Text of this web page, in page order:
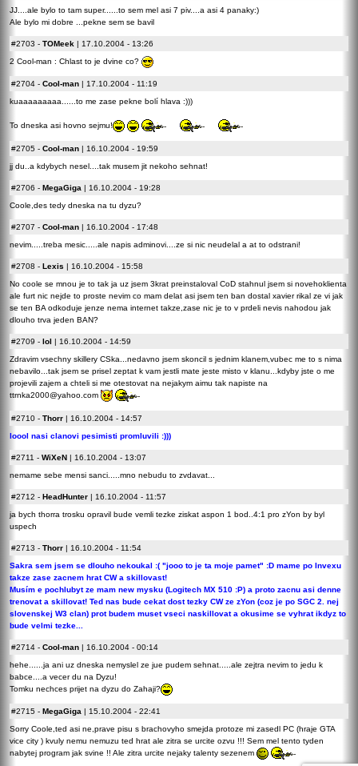
JJ....ale bylo to tam super......to sem mel asi 7 piv....a asi 4 panaky:)
Ale bylo mi dobre ...pekne sem se bavil
#2703 - TOMeek | 17.10.2004 - 13:26
2 Cool-man : Chlast to je dvine co?
#2704 - Cool-man | 17.10.2004 - 11:19
kuaaaaaaaaa......to me zase pekne bolí hlava :)))
To dneska asi hovno sejmu!
#2705 - Cool-man | 16.10.2004 - 19:59
jj du..a kdybych nesel....tak musem jit nekoho sehnat!
#2706 - MegaGiga | 16.10.2004 - 19:28
Coole,des tedy dneska na tu dyzu?
#2707 - Cool-man | 16.10.2004 - 17:48
nevim.....treba mesic.....ale napis adminovi....ze si nic neudelal a at to odstrani!
#2708 - Lexis | 16.10.2004 - 15:58
No coole se mnou je to tak ja uz jsem 3krat preinstaloval CoD stahnul jsem si novehoklienta
ale furt nic nejde to proste nevim co mam delat asi jsem ten ban dostal xavier rikal ze vi jak
se ten BA odkoduje jenze nema internet takze,zase nic je to v prdeli nevis nahodou jak
dlouho trva jeden BAN?
#2709 - lol | 16.10.2004 - 14:59
Zdravim vsechny skillery CSka...nedavno jsem skoncil s jednim klanem,vubec me to s nima
nebavilo...tak jsem se prisel zeptat k vam jestli mate jeste misto v klanu...kdyby jste o me
projevili zajem a chteli si me otestovat na nejakym aimu tak napiste na
ttrnka2000@yahoo.com
#2710 - Thorr | 16.10.2004 - 14:57
loool nasi clanovi pesimisti promluvili :)))
#2711 - WiXeN | 16.10.2004 - 13:07
nemame sebe mensi sanci.....mno nebudu to zvdavat...
#2712 - HeadHunter | 16.10.2004 - 11:57
ja bych thorra trosku opravil bude vemli tezke ziskat aspon 1 bod..4:1 pro zYon by byl
uspech
#2713 - Thorr | 16.10.2004 - 11:54
Sakra sem jsem se dlouho nekoukal :( "jooo to je ta moje pamet" :D mame po Invexu
takze zase zacnem hrat CW a skillovast!
Musím e pochlubyt ze mam new mysku (Logitech MX 510 :P) a proto zacnu asi denne
trenovat a skillovat! Ted nas bude cekat dost tezky CW ze zYon (coz je po SGC 2. nej
slovenskej W3 clan) prot budem muset vseci naskillovat a okusime se vyhrat ikdyz to
bude velmi tezke...
#2714 - Cool-man | 16.10.2004 - 00:14
hehe......ja ani uz dneska nemyslel ze jue pudem sehnat.....ale zejtra nevim to jedu k
babce....a vecer du na Dyzu!
Tomku nechces prijet na dyzu do Zahaji?
#2715 - MegaGiga | 15.10.2004 - 22:41
Sorry Coole,ted asi ne,prave pisu s brachovyho smejda protoze mi zasedl PC (hraje GTA
vice city ) kvuly nemu nemuzu ted hrat ale zitra se urcite ozvu !!! Sem mel tento tyden
nabytej program jak svine !! Ale zitra urcite nejaky talenty sezenem